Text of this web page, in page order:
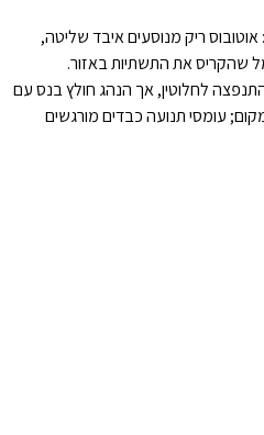
ריק מנוסעים איבד שליטה,
שהקריס את התשתיות באזור.
לחלוטין, אך הנהג חולץ בנס עם
עומסי תנועה כבדים מורגשים